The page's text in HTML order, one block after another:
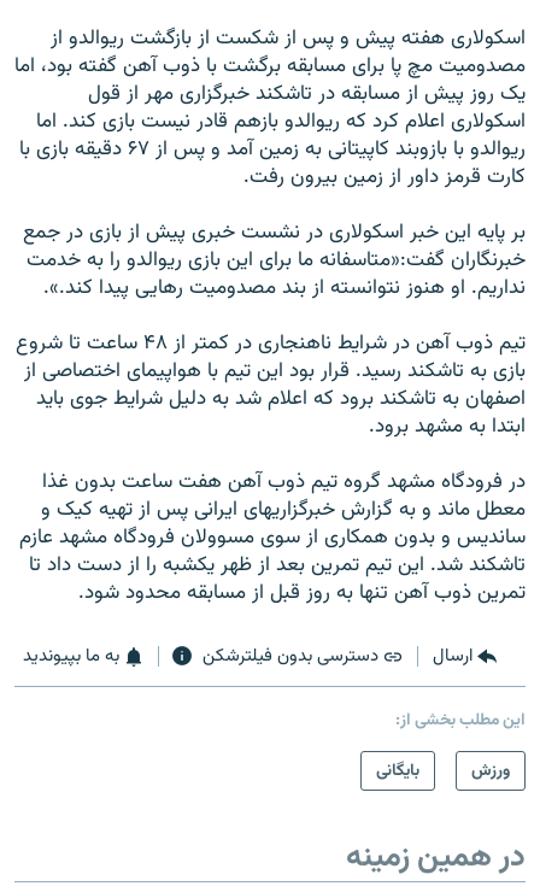
اسکولاری هفته پيش و پس از شکست از بازگشت ريوالدو از
مصدوميت مچ پا برای مسابقه برگشت با ذوب آهن گفته بود، اما
يک روز پيش از مسابقه در تاشکند خبرگزاری مهر از قول
اسکولاری اعلام کرد که ريوالدو بازهم قادر نيست بازی کند. اما
ريوالدو با بازوبند کاپيتانی به زمين آمد و پس از ۶۷ دقيقه بازی با
کارت قرمز داور از زمين بيرون رفت.
بر پايه اين خبر اسکولاری در نشست خبری پيش از بازی در جمع
خبرنگاران گفت:«متاسفانه ما برای اين بازی ريوالدو را به خدمت
نداريم. او هنوز نتوانسته از بند مصدوميت رهايی پيدا کند.».
تيم ذوب آهن در شرايط ناهنجاری در کمتر از ۴۸ ساعت تا شروع
بازی به تاشکند رسيد. قرار بود اين تيم با هواپيمای اختصاصی از
اصفهان به تاشکند برود که اعلام شد به دليل شرايط جوی بايد
ابتدا به مشهد برود.
در فرودگاه مشهد گروه تيم ذوب آهن هفت ساعت بدون غذا
معطل ماند و به گزارش خبرگزاريهای ايرانی پس از تهيه کيک و
سانديس و بدون همکاری از سوی مسوولان فرودگاه مشهد عازم
تاشکند شد. اين تيم تمرين بعد از ظهر يکشبه را از دست داد تا
تمرين ذوب آهن تنها به روز قبل از مسابقه محدود شود.
ارسال دسترسی بدون فیلترشکن به ما بپیوندید
این مطلب بخشی از:
ورزش
بایگانی
در همین زمینه